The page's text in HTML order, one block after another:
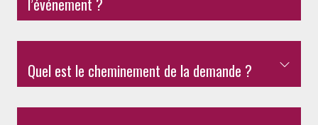
l’événement ?
Quel est le cheminement de la demande ?